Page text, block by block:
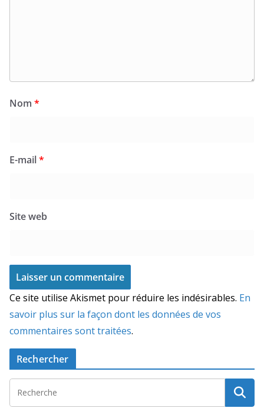
Nom *
E-mail*
Site web
Ce site utilise Akismet pour réduire les indésirables. En
savoir plus sur la façon dont les données de vos
commentaires sont traitées.
Rechercher